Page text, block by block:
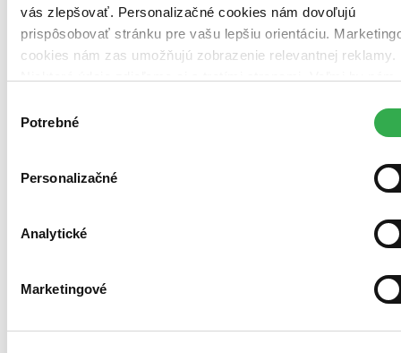
vás zlepšovať. Personalizačné cookies nám dovoľujú
prispôsobovať stránku pre vašu lepšiu orientáciu.
cookies nám zas umožňujú zobrazenie relevantnej reklamy.
Ďakujeme!
súhlasu
Potrebné
Personalizačné
Analytické
Marketingové